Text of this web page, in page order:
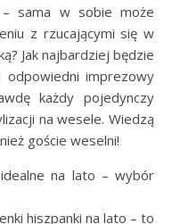
sama w sobie może
z rzucającymi się w
Jak najbardziej będzie
odpowiedni imprezowy
każdy pojedynczy
na wesele. Wiedzą
goście weselni!
na lato – wybór
hiszpanki na lato – to